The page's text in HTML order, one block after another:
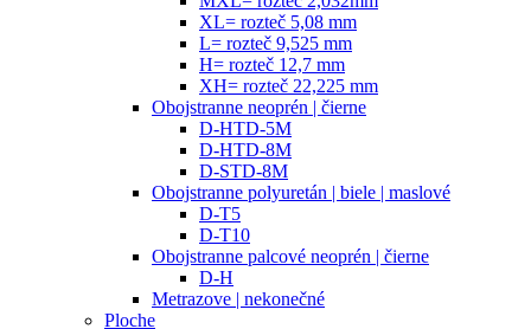
XL= rozteč 5,08 mm
L= rozteč 9,525 mm
H= rozteč 12,7 mm
XH= rozteč 22,225 mm
Obojstranne neoprén | čierne
D-HTD-5M
D-HTD-8M
D-STD-8M
Obojstranne polyuretán | biele | maslové
D-T5
D-T10
Obojstranne palcové neoprén | čierne
D-H
Metrazove | nekonečné
Ploche